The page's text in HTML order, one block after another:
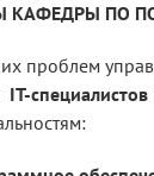
КАФЕДРЫ ПО
проблем